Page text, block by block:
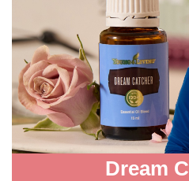
Dream